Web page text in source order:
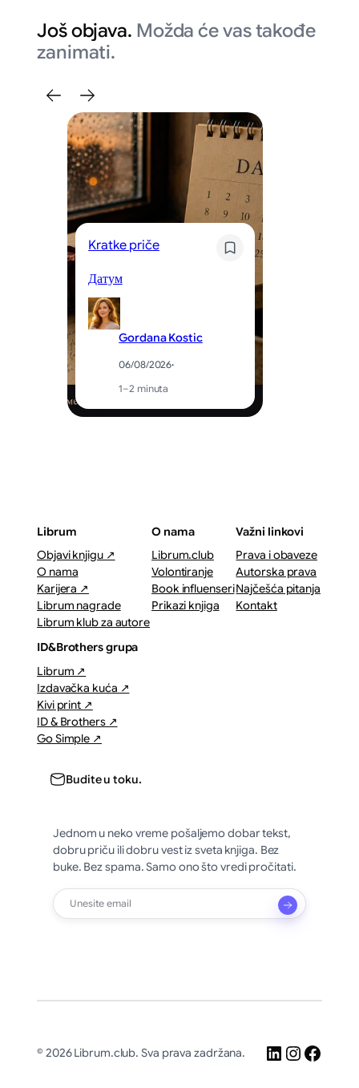
Još objava. Možda će vas takođe
zanimati.
Kratke priče
Датум
Gordana Kostic
06/08/2026·
1–2 minuta
Librum
Objavi knjigu ↗
O nama
Karijera ↗
Librum nagrade
Librum klub za autore
O nama
Librum.club
Volontiranje
Book influenseri
Prikazi knjiga
Važni linkovi
Prava i obaveze
Autorska prava
Najčešća pitanja
Kontakt
ID&Brothers grupa
Librum ↗
Izdavačka kuća ↗
Kivi print ↗
ID & Brothers ↗
Go Simple ↗
Budite u toku.
Jednom u neko vreme pošaljemo dobar tekst,
dobru priču ili dobru vest iz sveta knjiga. Bez
buke. Bez spama. Samo ono što vredi pročitati.
© 2026 Librum.club. Sva prava zadržana. LinkedIn